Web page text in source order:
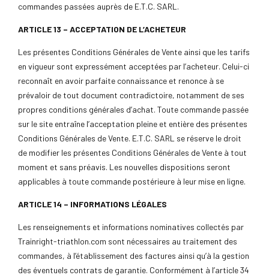
commandes passées auprès de E.T.C. SARL.
ARTICLE 13 – ACCEPTATION DE L’ACHETEUR
Les présentes Conditions Générales de Vente ainsi que les tarifs
en vigueur sont expressément acceptées par l’acheteur. Celui-ci
reconnaît en avoir parfaite connaissance et renonce à se
prévaloir de tout document contradictoire, notamment de ses
propres conditions générales d’achat. Toute commande passée
sur le site entraîne l’acceptation pleine et entière des présentes
Conditions Générales de Vente. E.T.C. SARL se réserve le droit
de modifier les présentes Conditions Générales de Vente à tout
moment et sans préavis. Les nouvelles dispositions seront
applicables à toute commande postérieure à leur mise en ligne.
ARTICLE 14 – INFORMATIONS LÉGALES
Les renseignements et informations nominatives collectés par
Trainright-triathlon.com sont nécessaires au traitement des
commandes, à l’établissement des factures ainsi qu’à la gestion
des éventuels contrats de garantie. Conformément à l’article 34